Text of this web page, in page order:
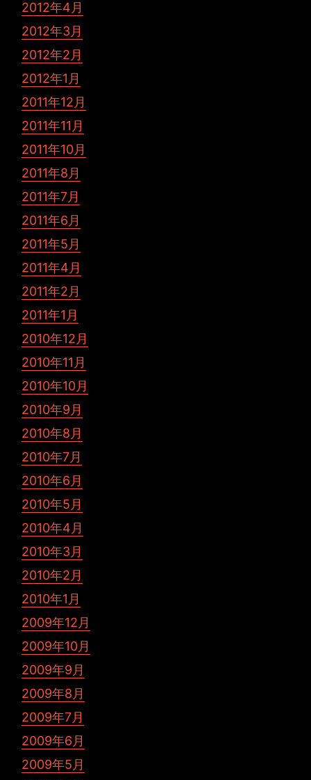
2012年4月
2012年3月
2012年2月
2012年1月
2011年12月
2011年11月
2011年10月
2011年8月
2011年7月
2011年6月
2011年5月
2011年4月
2011年2月
2011年1月
2010年12月
2010年11月
2010年10月
2010年9月
2010年8月
2010年7月
2010年6月
2010年5月
2010年4月
2010年3月
2010年2月
2010年1月
2009年12月
2009年10月
2009年9月
2009年8月
2009年7月
2009年6月
2009年5月